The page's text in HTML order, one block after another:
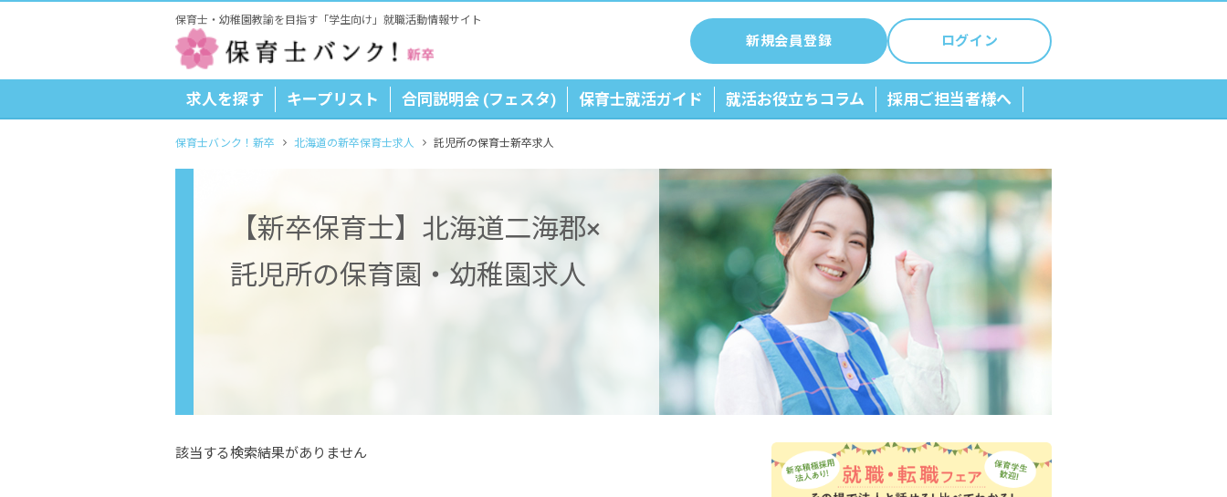
保育士・幼稚園教諭を目指す「学生向け」就職活動情報サイト
新規会員登録 ログイン
求人を探す キープリスト 合同説明会 (フェスタ) 保育士就活ガイド 就活お役立ちコラム 採用ご担当者様へ
保育士バンク！新卒 北海道の新卒保育士求人 託児所の保育士新卒求人
【新卒保育士】北海道二海郡×
託児所の保育園・幼稚園求人
該当する検索結果がありません